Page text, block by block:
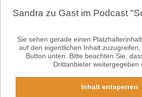
Sandra zu Gast im Podcast
Sie sehen gerade einen
auf den eigentlichen Inhalt
Button unten. Bitte beachten Sie,
Drittanbieter weitergegeben
Inhalt entsperren